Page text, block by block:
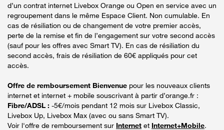
d’un contrat internet Livebox Orange ou Open en service avec un
regroupement dans le même Espace Client. Non cumulable. En
cas de résiliation ou de changement de votre premier accès,
perte de la remise et fin de l’engagement sur votre second accès
(sauf pour les offres avec Smart TV). En cas de résiliation du
second accès, frais de résiliation de 60€ appliqués pour cet
accès.
Offre de remboursement Bienvenue pour les nouveaux clients
internet et internet + mobile souscrivant à partir d’orange.fr :
Fibre/ADSL : -5€/mois pendant 12 mois sur Livebox Classic,
Livebox Up, Livebox Max (avec ou sans Smart TV).
Voir l'offre de remboursement sur Internet et Internet+Mobile.